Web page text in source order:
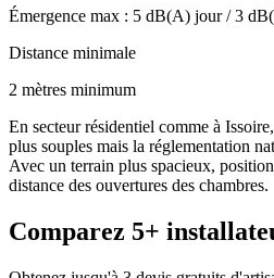
Émergence max : 5 dB(A) jour /3
Distance minimale
2 mètres minimum
En secteur résidentiel comme à
plus souples mais la réglementation
Avec un terrain plus spacieux,
distance des ouvertures des chambres.
Comparez 5+